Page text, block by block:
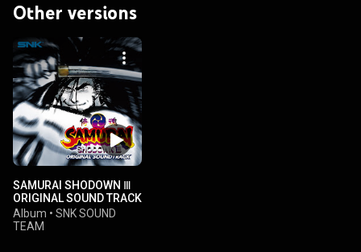
Other versions
SAMURAI SHODOWN Ⅲ
ORIGINAL SOUND TRACK
Album • SNK SOUND
TEAM